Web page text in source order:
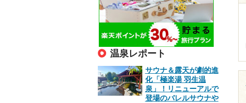
温泉レポート
サウナ＆露天が劇的進
化「極楽湯 羽生温
泉」！リニューアルで
登場のバレルサウナや